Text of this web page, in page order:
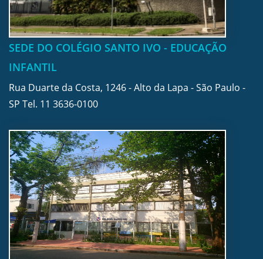
SEDE DO COLÉGIO SANTO IVO - EDUCAÇÃO
INFANTIL
Rua Duarte da Costa, 1246 - Alto da Lapa - São Paulo -
SP Tel. 11 3636-0100